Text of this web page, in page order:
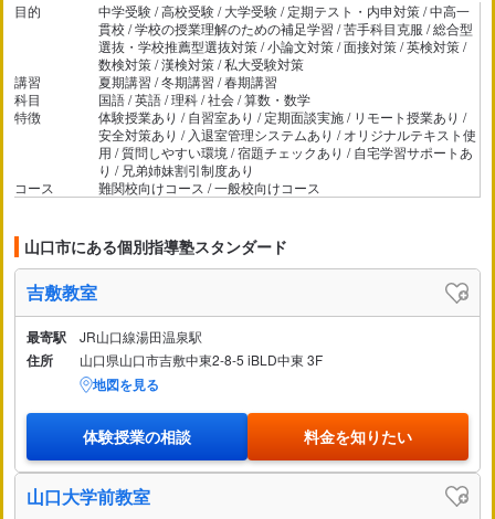
目的
中学受験 / 高校受験 / 大学受験 / 定期テスト・内申対策 / 中高一
貫校 / 学校の授業理解のための補足学習 / 苦手科目克服 / 総合型
選抜・学校推薦型選抜対策 / 小論文対策 / 面接対策 / 英検対策 /
数検対策 / 漢検対策 / 私大受験対策
講習
夏期講習 / 冬期講習 / 春期講習
科目
国語 / 英語 / 理科 / 社会 / 算数・数学
特徴
体験授業あり / 自習室あり / 定期面談実施 / リモート授業あり /
安全対策あり / 入退室管理システムあり / オリジナルテキスト使
用 / 質問しやすい環境 / 宿題チェックあり / 自宅学習サポートあ
り / 兄弟姉妹割引制度あり
コース
難関校向けコース / 一般校向けコース
山口市にある個別指導塾スタンダード
吉敷教室
最寄駅 JR山口線湯田温泉駅
住所 山口県山口市吉敷中東2-8-5 iBLD中東 3F
地図を見る
体験授業の相談 料金を知りたい
山口大学前教室